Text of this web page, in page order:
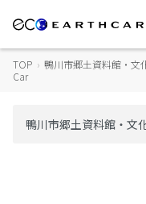
TOP › 鴨川市郷土資料館・文
Car